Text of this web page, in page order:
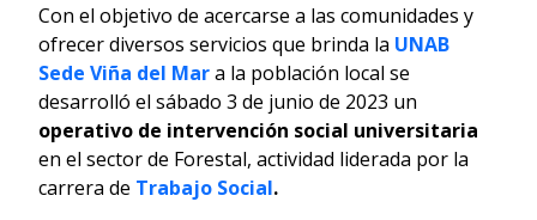
Con el objetivo de acercarse a las comunidades y
ofrecer diversos servicios que brinda la UNAB
Sede Viña del Mara la población local se
desarrolló el sábado 3 de junio de 2023 un
operativo de intervención social universitaria
en el sector de Forestal, actividad liderada por la
carrera de Trabajo Social.